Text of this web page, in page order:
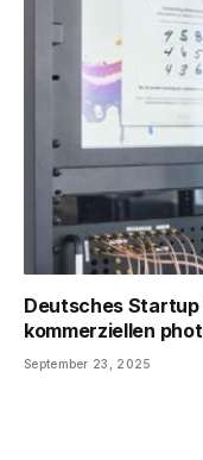
Deutsches
kommerziellen
September 23, 2025